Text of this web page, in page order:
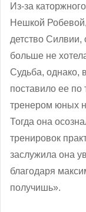
Из-за
Нешкой
детство
больше не
Судьба, однако,
поставило ее
тренером юных
Тогда она
тренировок
заслужила она
благодаря
получишь».